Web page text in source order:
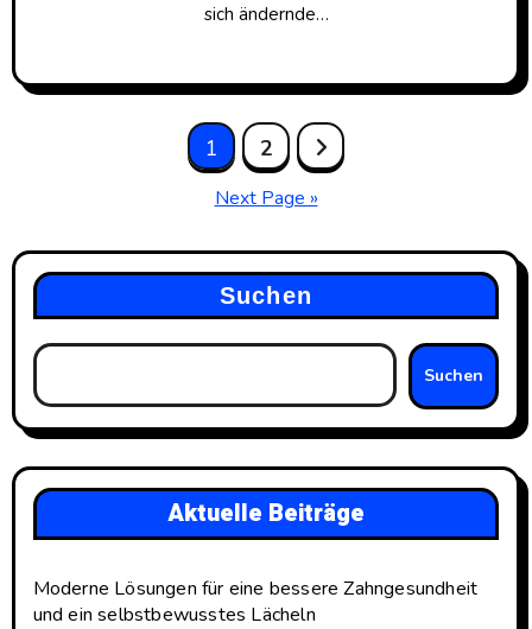
sich ändernde…
1 2
Next Page »
Suchen
Suchen
Aktuelle Beiträge
Moderne Lösungen für eine bessere Zahngesundheit
und ein selbstbewusstes Lächeln